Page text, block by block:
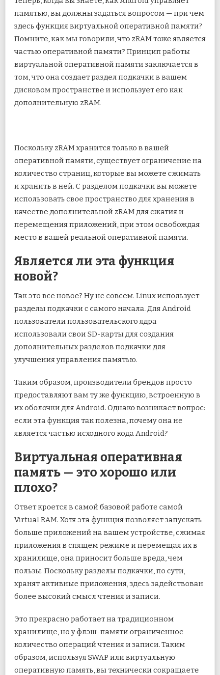
памятью, вы должны задаться вопросом — при чем
здесь функция виртуальной оперативной памяти?
Помните, как мы говорили, что zRAM тоже является
частью оперативной памяти? Принцип работы
виртуальной оперативной памяти заключается в
том, что она создает раздел подкачки в вашем
дисковом пространстве и использует его как
дополнительную zRAM.
Поскольку zRAM хранится только в вашей
оперативной памяти, существует ограничение на
количество страниц, которые вы можете сжимать
и хранить в ней. С разделом подкачки вы можете
использовать свое пространство для хранения в
качестве дополнительной zRAM для сжатия и
перемещения приложений, при этом освобождая
место в вашей реальной оперативной памяти.
Является ли эта функция
новой?
Так это все новое? Ну не совсем. Linux использует
разделы подкачки с самого начала. Для Android
пользователи пользовательского ядра
использовали свои SD-карты для создания
дополнительных разделов подкачки для
улучшения управления памятью.
Таким образом, производители брендов просто
предоставляют вам ту же функцию, встроенную в
их оболочки для Android. Однако возникает вопрос:
если эта функция так полезна, почему она не
является частью исходного кода Android?
Виртуальная оперативная
память — это хорошо или
плохо?
Ответ кроется в самой базовой работе самой
Virtual RAM. Хотя эта функция позволяет запускать
больше приложений на вашем устройстве, сжимая
приложения в спящем режиме и перемещая их в
хранилище, она приносит больше вреда, чем
пользы. Поскольку разделы подкачки, по сути,
хранят активные приложения, здесь задействован
более высокий смысл чтения и записи.
Это прекрасно работает на традиционном
хранилище, но у флэш-памяти ограниченное
количество операций чтения и записи. Таким
образом, используя SWAP или виртуальную
оперативную память, вы технически сокращаете